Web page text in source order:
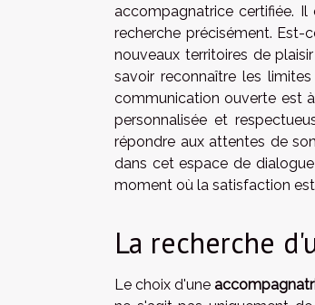
accompagnatrice certifiée.
recherche précisément. Est-
nouveaux territoires de
savoir reconnaître les
communication ouverte est
personnalisée et
répondre aux attentes de
dans cet espace de
moment où la satisfaction
La recherche
Le choix d'une